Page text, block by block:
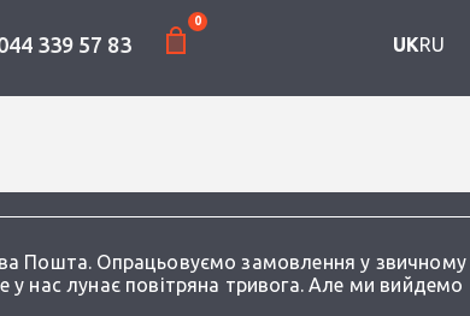
Пошта. Опрацьовуємо замовлення у звичному
нас лунає повітряна тривога. Але ми вийдемо
339 57 83
0
UKRU